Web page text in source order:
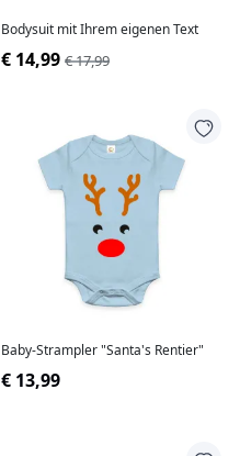
Bodysuit mit Ihrem eigenen Text
€ 14,99 € 17,99
Baby-Strampler "Santa's Rentier"
€ 13,99